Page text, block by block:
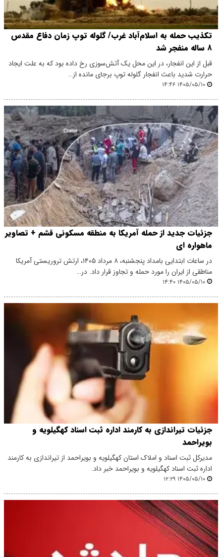
تکذیب حمله به اسلام‌آباد غرب/ گلوله توپ زمان دفاع مقدس
۸ ساله منفجر شد
قبل از این انفجار، در این محل یک آتش‌سوزی‌ رخ داده بود که به علت ایجاد
حرارت شدید باعث انفجار گلوله توپ برجای مانده از…
۱۴۰۵/۰۵/۱۰ ۱۴:۴۶
جزئیات جدید از حمله آمریکا به منطقه مسکونی قشم + تصاویر
ماهواره ای
در ساعات ابتدایی بامداد پنجشنبه، ۸ مرداد ۱۴۰۵، ارتش تروریستی آمریکا
مناطقی از ایران را مورد حمله و تجاوز قرار داد. در…
۱۴۰۵/۰۵/۱۰ ۱۴:۴۰
جزئیات تیراندازی به کارمند اداره ثبت اسناد کهگیلویه و
بویراحمد
مدیرکل ثبت اسناد و املاک استان کهگیلویه و بویراحمد از تیراندازی به کارمند
اداره ثبت اسناد کهگیلویه و بویراحمد خبر داد.
۱۴۰۵/۰۵/۱۰ ۱۲:۲۹